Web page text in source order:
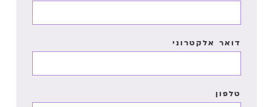
דואר אלקטרוני
טלפון